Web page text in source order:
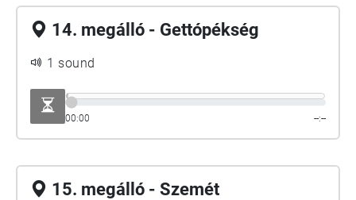
14. megálló - Gettópékség
1 sound
00:00 --:--
15. megálló - Szemét